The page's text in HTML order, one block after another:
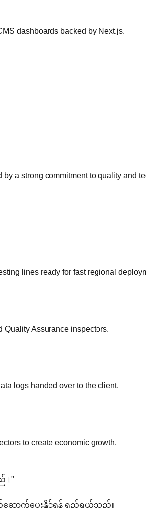
dashboards backed by Next.js.
a strong commitment to quality and
lines ready for fast regional
Quality Assurance inspectors.
logs handed over to the client.
to create economic growth.
।"
ဆောက်ပေးနိုင်ရန် ရည်ရွယ်သည်။